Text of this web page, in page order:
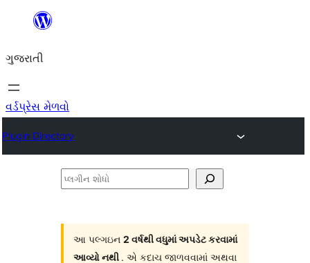
કંટેન્ટ(લખાણ)
જાઓ
ગુજરાતી
વર્ડપ્રેસ મેળવો
Plugin Directory
પ્લગીન
આ પલ્ગઇન 2 વર્ષથી વધુમાં અપડેટ કરવામાં
આવ્યો નથી . એ કદાચ જાળવવામાં અથવા